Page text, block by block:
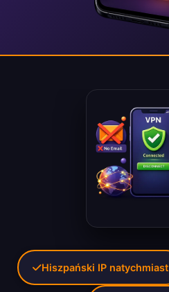
Hiszpański IP natychmiast